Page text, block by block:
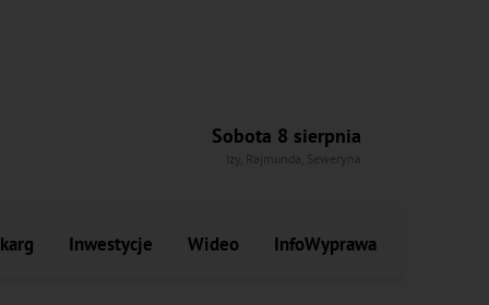
Sobota 8 sierpnia
Izy, Rajmunda, Seweryna
Inwestycje Wideo InfoWyprawa